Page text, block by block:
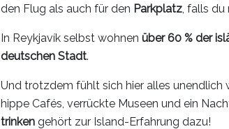
den Flug als auch für den Parkplatz, falls du
In Reykjavík selbst wohnen über 60 % der
deutschen Stadt.
Und trotzdem fühlt sich hier alles unendlich
hippe Cafés, verrückte Museen und ein
trinken gehört zur Island-Erfahrung dazu!